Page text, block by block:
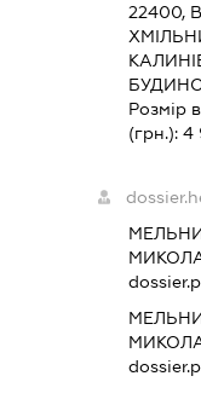
22400,
Розмір
(грн.):4